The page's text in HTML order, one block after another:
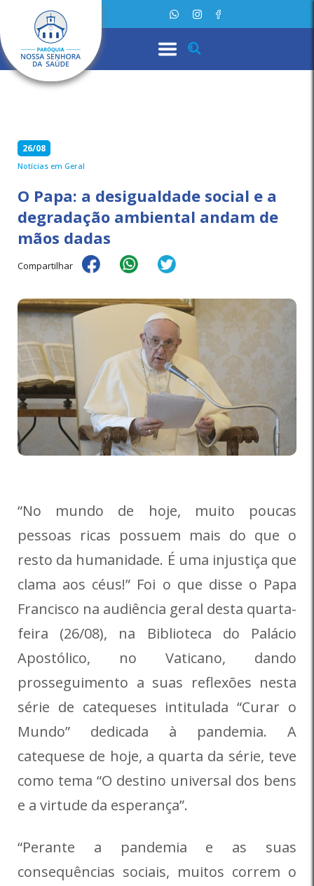
26/08
Notícias em Geral
O Papa: a desigualdade social e a
degradação ambiental andam de
mãos dadas
Compartilhar
“No mundo de hoje, muito poucas
pessoas ricas possuem mais do que o
resto da humanidade. É uma injustiça que
clama aos céus!” Foi o que disse o Papa
Francisco na audiência geral desta quarta-
feira (26/08), na Biblioteca do Palácio
Apostólico, no Vaticano, dando
prosseguimento a suas reflexões nesta
série de catequeses intitulada “Curar o
Mundo” dedicada à pandemia. A
catequese de hoje, a quarta da série, teve
como tema “O destino universal dos bens
e a virtude da esperança”.
“Perante a pandemia e as suas
consequências sociais, muitos correm o